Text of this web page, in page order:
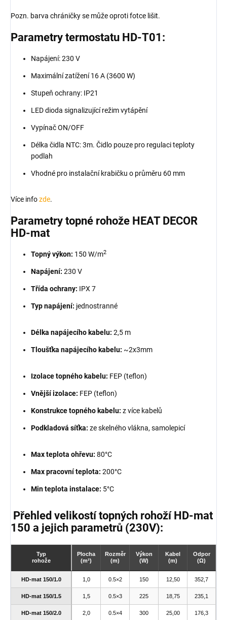
Pozn. barva chráničky se může oproti fotce lišit.
Parametry termostatu HD-T01:
Napájení: 230 V
Maximální zatížení 16 A (3600 W)
Stupeň ochrany: IP21
LED dioda signalizující režim vytápění
Vypínač ON/OFF
Délka čidla NTC: 3m. Čidlo pouze pro regulaci teploty
podlah
Vhodné pro instalační krabičku o průměru 60 mm
Více infozde.
Parametry topné rohože HEAT DECOR
HD-mat
Topný výkon: 150 W/m2
Napájení: 230 V
Třída ochrany: IPX 7
Typ napájení: jednostranné
Délka napájecího kabelu: 2,5 m
Tloušťka napájecího kabelu: ~2x3mm
Izolace topného kabelu: FEP (teflon)
Vnější izolace: FEP (teflon)
Konstrukce topného kabelu: z více kabelů
Podkladová síťka: ze skelného vlákna, samolepicí
Max teplota ohřevu: 80°C
Max pracovní teplota: 200°C
Min teplota instalace: 5°C
Přehled velikostí topných rohoží HD-mat
150 a jejich parametrů (230V):
Typ
rohože
Plocha
(m²)
Rozměr
(m)
Výkon
(W)
Kabel
(m)
Odpor
(Ω)
HD-mat 150/1.0 1,0 0.5×2 150 12,50 352,7
HD-mat 150/1.5 1,5 0.5×3 225 18,75 235,1
HD-mat 150/2.0 2,0 0.5×4 300 25,00 176,3